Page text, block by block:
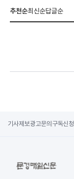
추천순최신순답글순
기사제보광고문의 구독신청